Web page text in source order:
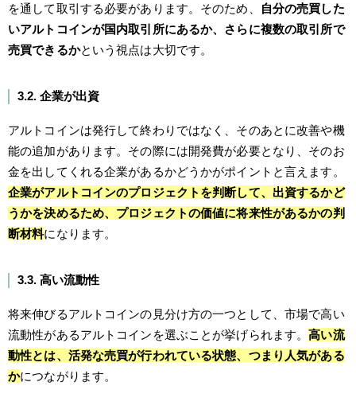
を通して取引する必要があります。そのため、
自分の売買した
いアルトコインが国内取引所にあるか、さらに複数の取引所で
売買できるかという視点は大切です。
3.2. 企業が出資
アルトコインは発行して終わりではなく、そのあとに改善や機
能の追加があります。その際には開発費が必要となり、そのお
金を出してくれる企業があるかどうかがポイントと言えます。
企業がアルトコインのプロジェクトを判断して、出資するかど
うかを決めるため、プロジェクトの価値に将来性があるかの判
断材料になります。
3.3. 高い流動性
将来伸びるアルトコインの見分け方の一つとして、市場で高い
流動性があるアルトコインを選ぶことが挙げられます。高い流
動性とは、活発な売買が行われている状態、つまり人気がある
かにつながります。